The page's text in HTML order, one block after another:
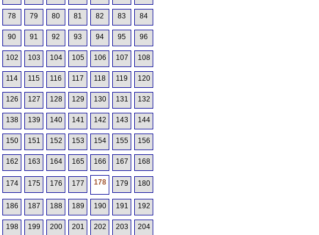
78 79 80 81 82 83 84
90 91 92 93 94 95 96
102 103 104 105 106 107 108
114 115 116 117 118 119 120
126 127 128 129 130 131 132
138 139 140 141 142 143 144
150 151 152 153 154 155 156
162 163 164 165 166 167 168
174 175 176 177 178 179 180
186 187 188 189 190 191 192
198 199 200 201 202 203 204